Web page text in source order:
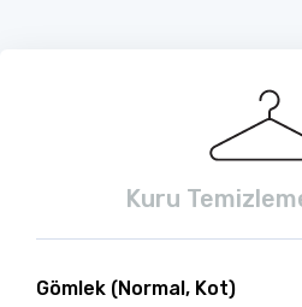
Kuru
Gömlek (Normal, Kot)